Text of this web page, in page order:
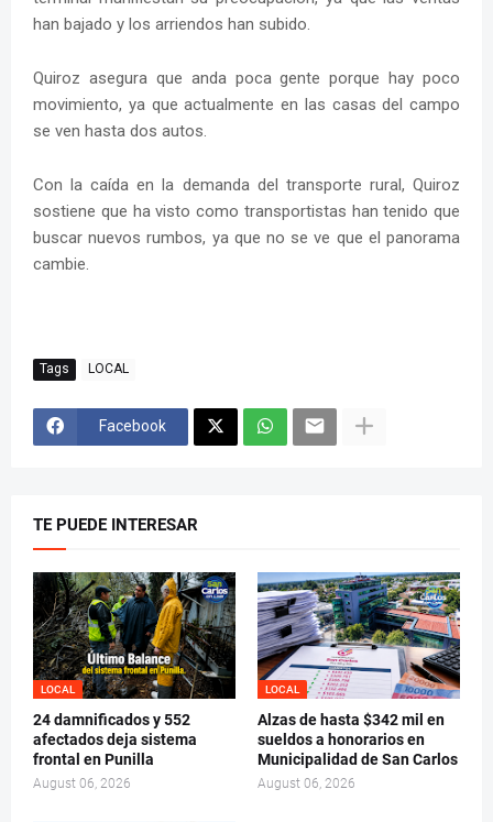
han bajado y los arriendos han subido.
Quiroz asegura que anda poca gente porque hay poco
movimiento, ya que actualmente en las casas del campo
se ven hasta dos autos.
Con la caída en la demanda del transporte rural, Quiroz
sostiene que ha visto como transportistas han tenido que
buscar nuevos rumbos, ya que no se ve que el panorama
cambie.
Tags LOCAL
Facebook
TE PUEDE INTERESAR
LOCAL
24 damnificados y 552
afectados deja sistema
frontal en Punilla
August 06, 2026
LOCAL
Alzas de hasta $342 mil en
sueldos a honorarios en
Municipalidad de San Carlos
August 06, 2026